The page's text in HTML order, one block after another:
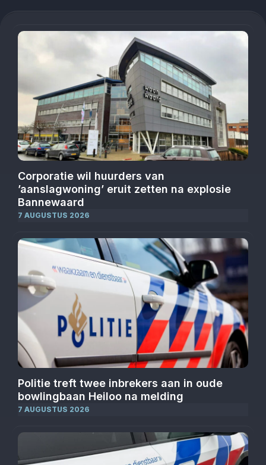
Corporatie wil huurders van
’aanslagwoning’ eruit zetten na explosie
Bannewaard
7 AUGUSTUS 2026
Politie treft twee inbrekers aan in oude
bowlingbaan Heiloo na melding
7 AUGUSTUS 2026